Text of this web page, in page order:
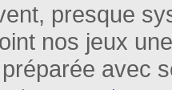
presque
nos jeux
avec